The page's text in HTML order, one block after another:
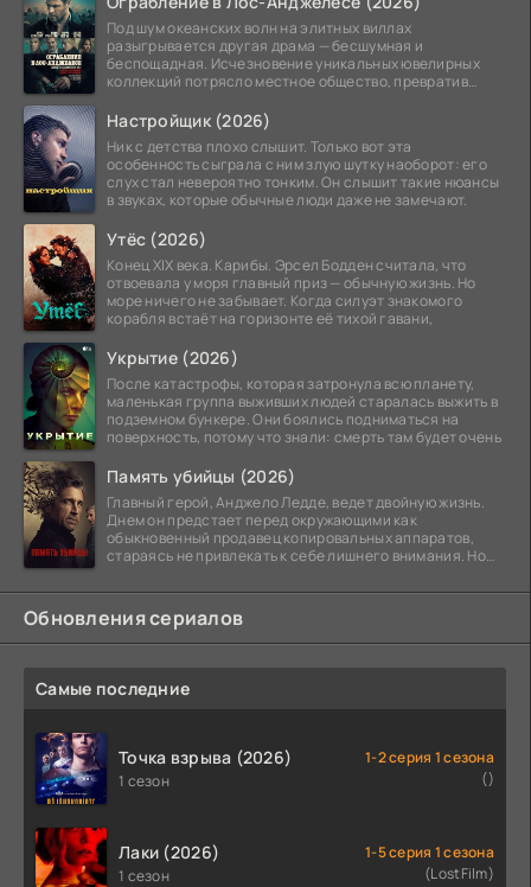
Под шум океанских волн на элитных виллах
разыгрывается другая драма — бесшумная и
беспощадная. Исчезновение уникальных ювелирных
коллекций потрясло местное общество, превратив
Настройщик (2026)
Ник с детства плохо слышит. Только вот эта
особенность сыграла с ним злую шутку наоборот: его
слух стал невероятно тонким. Он слышит такие нюансы
в звуках, которые обычные люди даже не замечают.
Утёс (2026)
Конец XIX века. Карибы. Эрсел Бодден считала, что
отвоевала у моря главный приз — обычную жизнь. Но
море ничего не забывает. Когда силуэт знакомого
корабля встаёт на горизонте её тихой гавани,
Укрытие (2026)
После катастрофы, которая затронула всю планету,
маленькая группа выживших людей старалась выжить в
подземном бункере. Они боялись подниматься на
поверхность, потому что знали: смерть там будет очень
Память убийцы (2026)
Главный герой, Анджело Ледде, ведет двойную жизнь.
Днем он предстает перед окружающими как
обыкновенный продавец копировальных аппаратов,
стараясь не привлекать к себе лишнего внимания. Но
Обновления сериалов
Самые последние
Точка взрыва (2026)
1 сезон
1-2 серия 1 сезона
()
Лаки (2026)
1 сезон
1-5 серия 1 сезона
(LostFilm)